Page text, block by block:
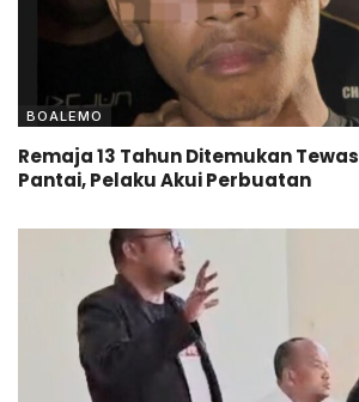
BOALEMO
Remaja 13 Tahun Ditemukan
Pantai, Pelaku Akui Perbuatan